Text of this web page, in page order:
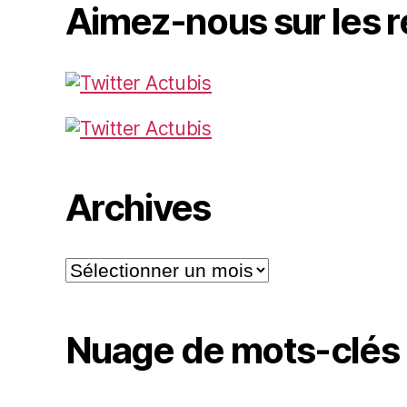
Aimez-nous sur les
Archives
Archives
Nuage de mots-clés